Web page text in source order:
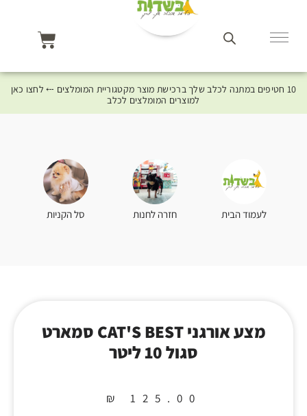
10 חטיפים במתנה לכלב שלך ברכישת מוצר מקטגוריית המומלצים ⤎ לחצו כאן
למוצרים המומלצים לכלב
לעמוד הבית חזרה לחנות סל הקניות
מצע אורגני CAT'S BEST סמארט
סגול 10 ליטר
₪ 125.00